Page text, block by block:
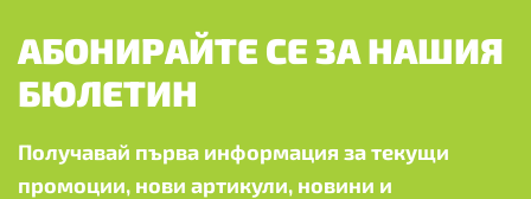
АБОНИРАЙТЕ СЕ ЗА НАШИЯ
БЮЛЕТИН
Получавай първа информация за текущи
промоции, нови артикули, новини и